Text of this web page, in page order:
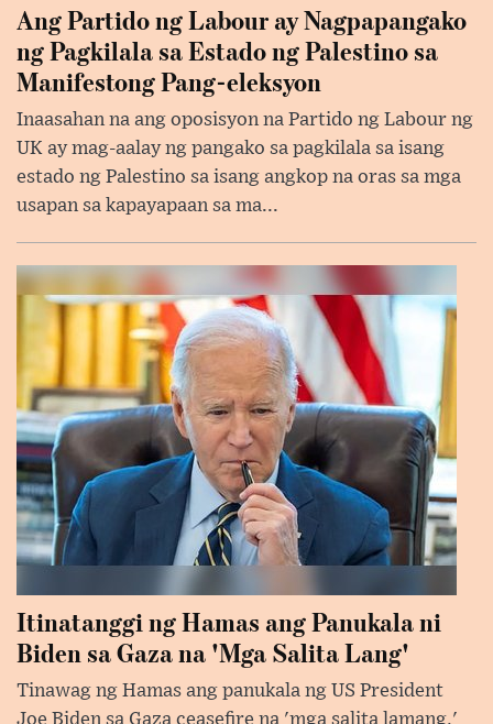
Ang Partido ng Labour ay Nagpapangako
ng Pagkilala sa Estado ng Palestino sa
Manifestong Pang-eleksyon
Inaasahan na ang oposisyon na Partido ng Labour ng
UK ay mag-aalay ng pangako sa pagkilala sa isang
estado ng Palestino sa isang angkop na oras sa mga
usapan sa kapayapaan sa ma...
Itinatanggi ng Hamas ang Panukala ni
Biden sa Gaza na 'Mga Salita Lang'
Tinawag ng Hamas ang panukala ng US President
Joe Biden sa Gaza ceasefire na 'mga salita lamang,'